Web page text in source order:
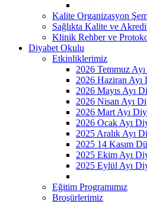
Kalite Organizasyon
Sağlıkta Kalite ve
Klinik Rehber ve
Diyabet Okulu
Etkinliklerimiz
2026 Temmuz
2026 Haziran
2026 Mayıs Ayı
2026 Nisan Ayı
2026 Mart Ayı
2026 Ocak Ayı
2025 Aralık Ayı
2025 14 Kasım
2025 Ekim Ayı
2025 Eylül Ayı
Eğitim Programımız
Broşürlerimiz